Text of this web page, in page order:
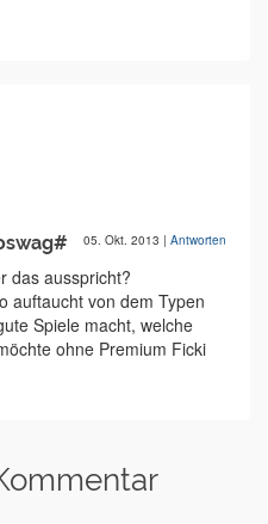
05. Okt. 2013 | Antworten
das ausspricht?
auftaucht von dem Typen
Spiele macht, welche
ohne Premium Ficki